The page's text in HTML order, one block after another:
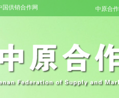
国供销合作网 中原合